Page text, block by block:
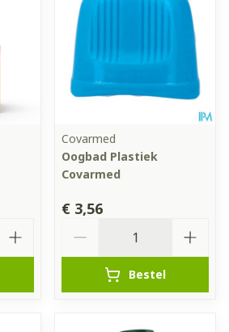
Covarmed
Oogbad Plastiek
Covarmed
€ 3,56
Bestel